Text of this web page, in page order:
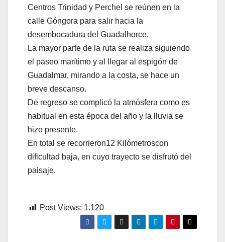
Centros Trinidad y Perchel se reúnen en la
calle Góngora para salir hacia la
desembocadura del Guadalhorce,
La mayor parte de la ruta se realiza siguiendo
el paseo marítimo y al llegar al espigón de
Guadalmar, mirando a la costa, se hace un
breve descanso.
De regreso se complicó la atmósfera como es
habitual en esta época del año y la lluvia se
hizo presente.
En total se recorrieron12 Kilómetroscon
dificultad baja, en cuyo trayecto se disfrutó del
paisaje.
Post Views: 1.120